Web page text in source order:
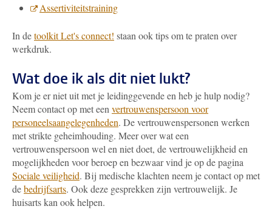
Assertiviteitstraining
In detoolkit Let's connect! staan ook tips om te praten over
werkdruk.
Wat doe ik als dit niet lukt?
Kom je er niet uit met je leidinggevende en heb je hulp nodig?
Neem contact op met een vertrouwenspersoon voor
personeelsaangelegenheden. De vertrouwenspersonen werken
met strikte geheimhouding. Meer over wat een
vertrouwenspersoon wel en niet doet, de vertrouwelijkheid en
mogelijkheden voor beroep en bezwaar vind je op de pagina
Sociale veiligheid. Bij medische klachten neem je contact op met
debedrijfsarts. Ook deze gesprekken zijn vertrouwelijk. Je
huisarts kan ook helpen.